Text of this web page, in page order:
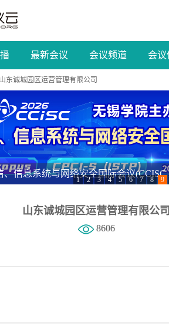
最新会议 会议频道 会议
东诚城园区运营管理有限公司
程国际学术会议（IC-ICEE 2026）
1 2 3 4 5 6 7 8 9
山东诚城园区运营管理有限公司
8606